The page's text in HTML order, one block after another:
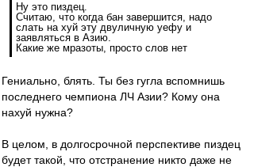
Ну это пиздец.
Считаю, что когда бан завершится, надо
слать на хуй эту двуличную уефу и
заявляться в Азию.
Какие же мразоты, просто слов нет
Гениально, блять. Ты без гугла вспомнишь
последнего чемпиона ЛЧ Азии? Кому она
нахуй нужна?
В целом, в долгосрочной перспективе пиздец
будет такой, что отстранение никто даже не